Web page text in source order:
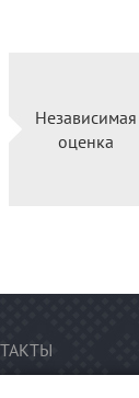
Независимая
оценка